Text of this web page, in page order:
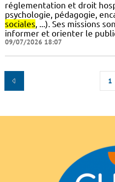
réglementation et droit
psychologie, pédagogie,
sociales, ...). Ses missions
informer et orienter le
09/07/2026 18:07
1